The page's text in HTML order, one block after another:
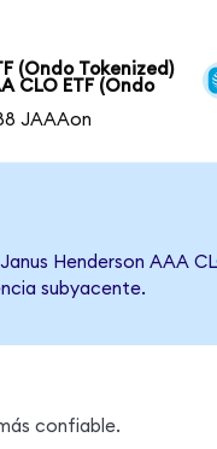
(Ondo Tokenized)
CLO ETF (Ondo
JAAAon
Henderson AAA
subyacente.
confiable.